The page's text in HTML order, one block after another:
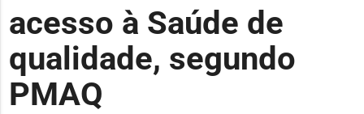
acesso à Saúde de
qualidade, segundo
PMAQ